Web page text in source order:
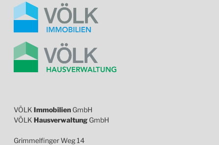
VÖLK Immobilien GmbH
VÖLK Hausverwaltung GmbH
Grimmelfinger Weg 14